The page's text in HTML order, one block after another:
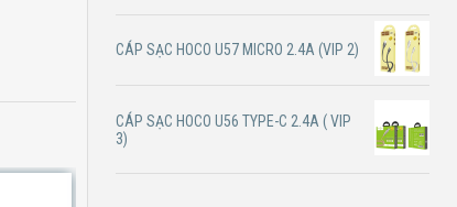
CÁP SẠC HOCO U57 MICRO 2.4A (VIP 2)
CÁP SẠC HOCO U56 TYPE-C 2.4A ( VIP
3)